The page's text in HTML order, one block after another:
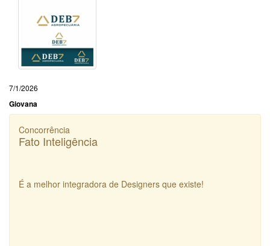
7/1/2026
Giovana
Concorrência
Fato Inteligência
É a melhor integradora de Designers que existe!